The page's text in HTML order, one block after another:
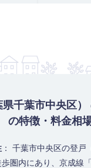
千葉市中央区）
の特徴・料金相
： 千葉市中央区の登
圏内にあり、京成線